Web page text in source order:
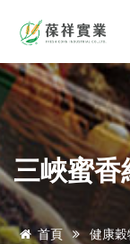
三峽蜜
首頁 健康